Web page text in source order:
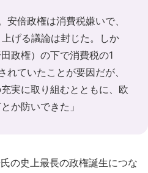
倍政権は消費税嫌いで、
げる議論は封じた。しか
政権）の下で消費税の1
ていたことが要因だが、
実に取り組むとともに、欧
か防いできた」
の史上最長の政権誕生につな